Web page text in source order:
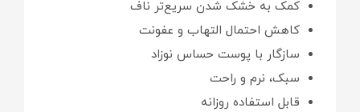
کمک به خشک شدن سریع‌تر ناف
کاهش احتمال التهاب و عفونت
سازگار با پوست حساس نوزاد
سبک، نرم و راحت
قابل استفاده روزانه